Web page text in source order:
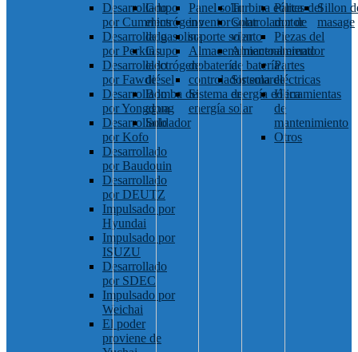
Desarrollado
por Cummins
Desarrollado
por Perkins
Desarrollado
por Fawde
Desarrollado
por Yongdong
Desarrollado
por Kofo
Desarrollado
por Baudouin
Desarrollado
por DEUTZ
Impulsado por
Hyundai
Impulsado por
ISUZU
Desarrollado
por SDEC
Impulsado por
Weichai
El poder
proviene de
Grupo
electrógeno
de gasolina
Grupo
electrógeno
diésel
Bomba de
agua
Soldador
Panel solar
inventor solar
soporte solar
Almacenamiento
de batería
controlador solar
Sistema de
energía solar
Turbina eólica
Controlador de
viento
Almacenamiento
de batería
Sistema de
energía eólica
Partes del
motor
Piezas del
alternador
Partes
eléctricas
Herramientas
de
mantenimiento
Otros
Sillon
masage